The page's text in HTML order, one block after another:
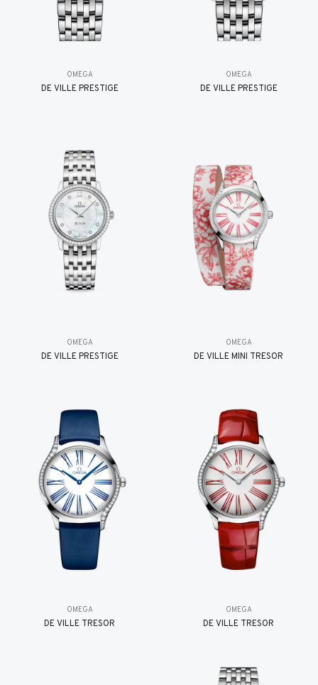
OMEGA
DE VILLE PRESTIGE
OMEGA
DE VILLE PRESTIGE
OMEGA
DE VILLE PRESTIGE
OMEGA
DE VILLE MINI TRÉSOR
OMEGA
DE VILLE TRESOR
OMEGA
DE VILLE TRESOR